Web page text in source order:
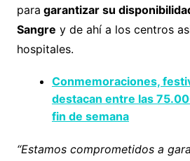
para garantizar su
Sangre y de ahí a los centros
hospitales.
Conmemoraciones,
destacan entre las
fin de semana
“Estamos comprometidos a